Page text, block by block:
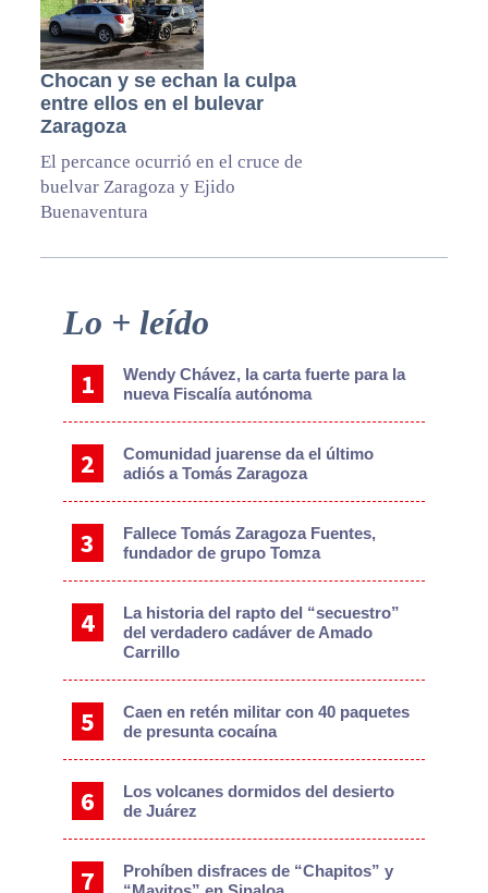
Chocan y se echan la culpa
entre ellos en el bulevar
Zaragoza
El percance ocurrió en el cruce de
buelvar Zaragoza y Ejido
Buenaventura
Primary
Sidebar
Lo + leído
Wendy Chávez, la carta fuerte para la
nueva Fiscalía autónoma
Comunidad juarense da el último
adiós a Tomás Zaragoza
Fallece Tomás Zaragoza Fuentes,
fundador de grupo Tomza
La historia del rapto del “secuestro”
del verdadero cadáver de Amado
Carrillo
Caen en retén militar con 40 paquetes
de presunta cocaína
Los volcanes dormidos del desierto
de Juárez
Prohíben disfraces de “Chapitos” y